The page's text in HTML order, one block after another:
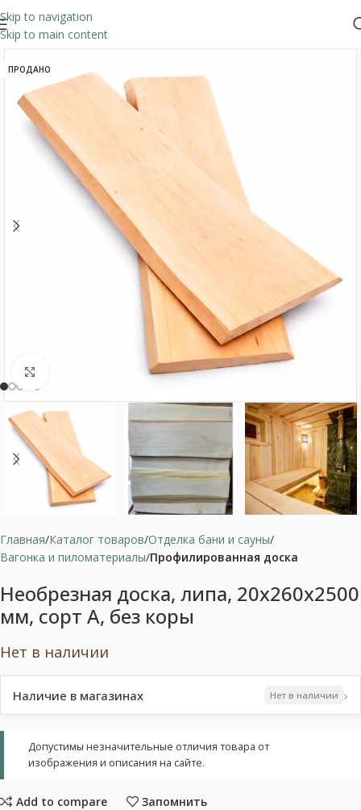
Skip to navigation
Skip to main content
ПРОДАНО
Нажмите, чтобы увеличить
Главная Каталог товаров Отделка бани и сауны
Вагонка и пиломатериалы Профилированная доска
Необрезная доска, липа, 20x260x2500
мм, сорт A, без коры
Нет в наличии
Наличие в магазинах Нет в наличии ›
Допустимы незначительные отличия товара от
изображения и описания на сайте.
Add to compare Запомнить